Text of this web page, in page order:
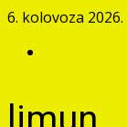
Skip
content
6. kolovoza 2026.